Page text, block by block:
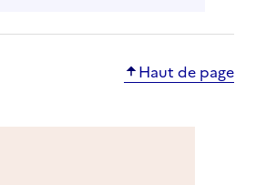
Haut de page